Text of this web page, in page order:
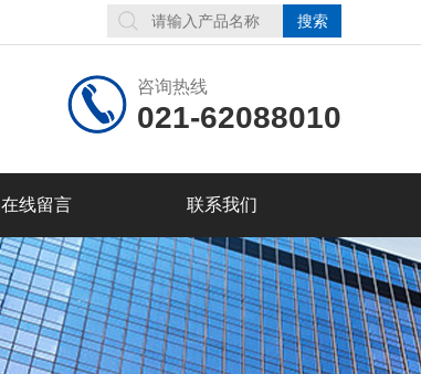
咨询热线
021-62088010
在线留言 联系我们